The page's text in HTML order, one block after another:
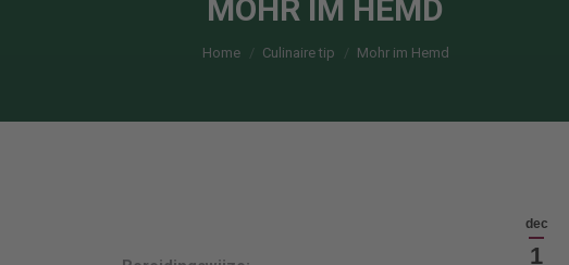
MOHR IM HEMD
Je bent hier:
Home Culinaire tip Mohr im Hemd
dec
1